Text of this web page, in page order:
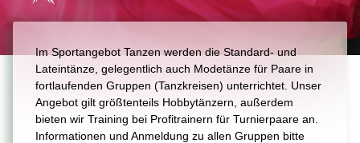
Im Sportangebot Tanzen werden die Standard- und
Lateintänze, gelegentlich auch Modetänze für Paare in
fortlaufenden Gruppen (Tanzkreisen) unterrichtet. Unser
Angebot gilt größtenteils Hobbytänzern, außerdem
bieten wir Training bei Profitrainern für Turnierpaare an.
Informationen und Anmeldung zu allen Gruppen bitte